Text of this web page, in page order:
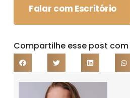
Falar com Escritório
Compartilhe esse post